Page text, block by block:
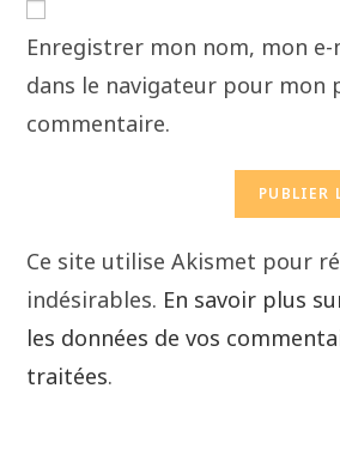
Enregistrer mon nom, mon
dans le navigateur pour mon
commentaire.
Ce site utilise Akismet pour
indésirables. En savoir plus
les données de vos
traitées.